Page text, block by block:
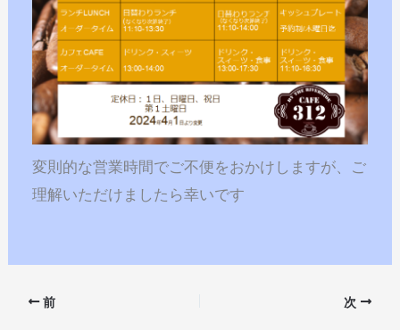
変則的な営業時間でご不便をおかけしますが、ご
理解いただけましたら幸いです
前 次